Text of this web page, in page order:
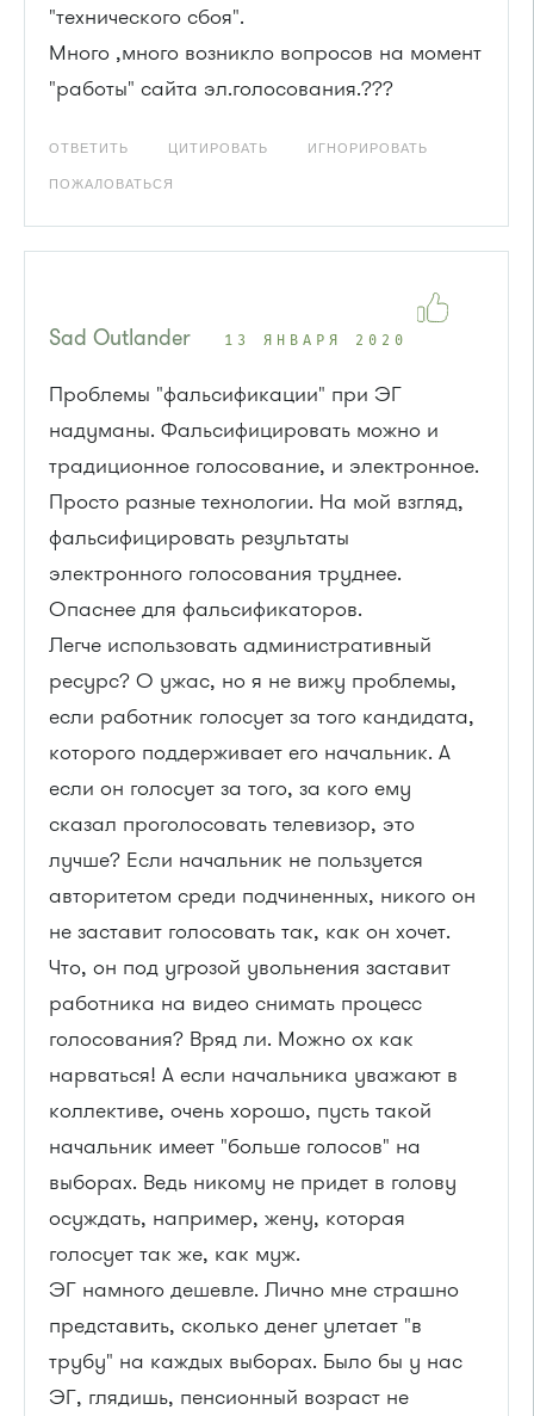
"технического сбоя".
Много ,много возникло вопросов на момент
"работы" сайта эл.голосования.???
ОТВЕТИТЬ ЦИТИРОВАТЬ ИГНОРИРОВАТЬ
ПОЖАЛОВАТЬСЯ
Sad Outlander 13 ЯНВАРЯ 2020
Проблемы "фальсификации" при ЭГ
надуманы. Фальсифицировать можно и
традиционное голосование, и электронное.
Просто разные технологии. На мой взгляд,
фальсифицировать результаты
электронного голосования труднее.
Опаснее для фальсификаторов.
Легче использовать административный
ресурс? О ужас, но я не вижу проблемы,
если работник голосует за того кандидата,
которого поддерживает его начальник. А
если он голосует за того, за кого ему
сказал проголосовать телевизор, это
лучше? Если начальник не пользуется
авторитетом среди подчиненных, никого он
не заставит голосовать так, как он хочет.
Что, он под угрозой увольнения заставит
работника на видео снимать процесс
голосования? Вряд ли. Можно ох как
нарваться! А если начальника уважают в
коллективе, очень хорошо, пусть такой
начальник имеет "больше голосов" на
выборах. Ведь никому не придет в голову
осуждать, например, жену, которая
голосует так же, как муж.
ЭГ намного дешевле. Лично мне страшно
представить, сколько денег улетает "в
трубу" на каждых выборах. Было бы у нас
ЭГ, глядишь, пенсионный возраст не